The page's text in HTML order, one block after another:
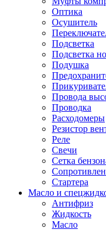
Оптика
Осушитель
Подсветка
Подсветка
Подушка
Провода
Проводка
Расходомеры
Резистор
Реле
Свечи
Сетка
Стартера
Масло и
Антифриз
Жидкость
Масло